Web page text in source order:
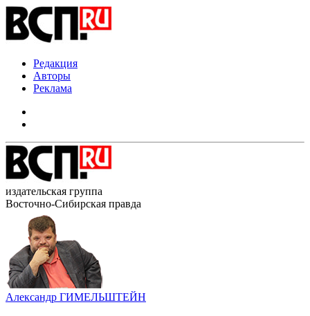
Редакция
Авторы
Реклама
издательская группа
Восточно-Сибирская правда
Александр ГИМЕЛЬШТЕЙН